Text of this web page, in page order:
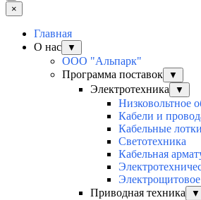
×
Главная
О нас
▼
ООО "Альпарк"
Программа поставок
▼
Электротехника ▼
Низковольтное
Кабели и
Кабельные лотки
Светотехника
Кабельная
Приводная техника
▼